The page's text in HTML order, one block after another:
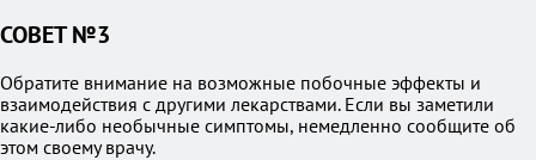
СОВЕТ №3
Обратите внимание на возможные побочные эффекты и
взаимодействия с другими лекарствами. Если вы заметили
какие-либо необычные симптомы, немедленно сообщите об
этом своему врачу.